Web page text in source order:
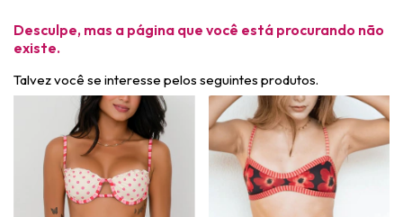
Desculpe, mas a página que você está procurando não
existe.
Talvez você se interesse pelos seguintes produtos.